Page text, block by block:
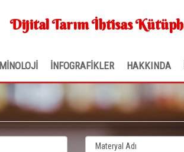
Dijital Tarım İhtisas
İNFOGRAFİKLER HAKKINDA